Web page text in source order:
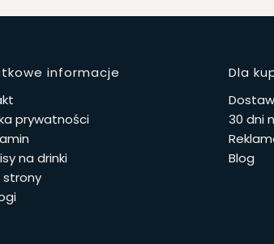
w stopce
informacje
prywatności
na drinki
strony
Dla
30 dni
Blog